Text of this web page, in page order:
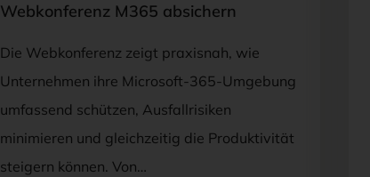
Webkonferenz M365 absichern
Die Webkonferenz zeigt praxisnah, wie
Unternehmen ihre Microsoft-365-Umgebung
umfassend schützen, Ausfallrisiken
minimieren und gleichzeitig die Produktivität
steigern können. Von…